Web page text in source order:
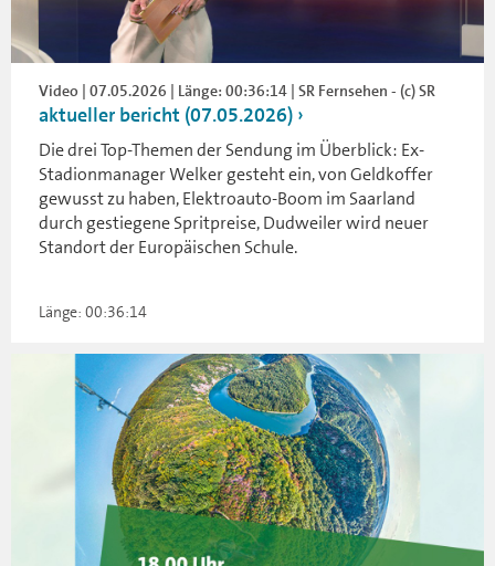
Video | 07.05.2026 | Länge: 00:36:14 | SR Fernsehen - (c) SR
aktueller bericht (07.05.2026)
Die drei Top-Themen der Sendung im Überblick: Ex-
Stadionmanager Welker gesteht ein, von Geldkoffer
gewusst zu haben, Elektroauto-Boom im Saarland
durch gestiegene Spritpreise, Dudweiler wird neuer
Standort der Europäischen Schule.
Länge: 00:36:14